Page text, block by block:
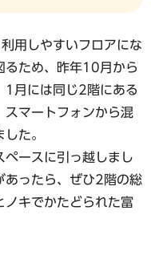
用しやすいフロアにな
るため、昨年10月から
1月には同じ2階にある
スマートフォンから混
た。
ペースに引っ越しまし
あったら、ぜひ2階の総
ノキでかたどられた富